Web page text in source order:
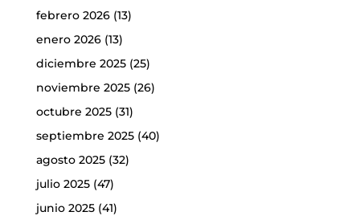
febrero 2026(13)
enero 2026(13)
diciembre 2025(25)
noviembre 2025(26)
octubre 2025(31)
septiembre 2025(40)
agosto 2025(32)
julio 2025(47)
junio 2025(41)